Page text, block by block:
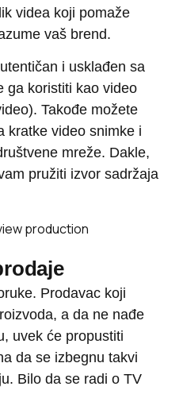
videa koji pomaže
vaš brend.
i usklađen sa
ga koristiti kao video
Takođe možete
kratke video snimke i
mreže. Dakle,
pružiti izvor sadržaja
Prodavac koji
a da ne nađe
uvek će propustiti
da se izbegnu takvi
Bilo da se radi o TV